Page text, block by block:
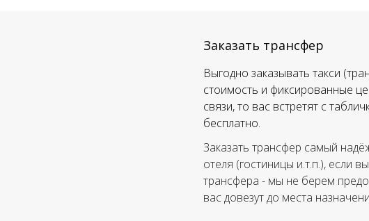
Заказать трансфер самый
отеля (гостиницы и.т.п.), если
трансфера - мы не берем
вас довезут до места
Заказать трансфер
Выгодно заказывать такси
стоимость и фиксированные
связи, то вас встретят с
бесплатно.